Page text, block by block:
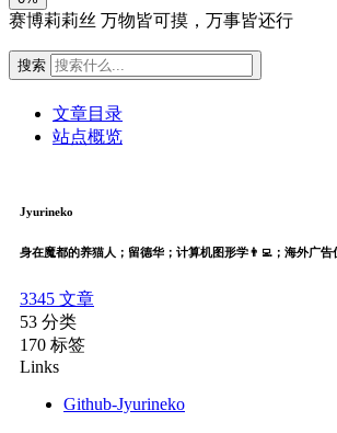
赛博莉莉丝 万物皆可摸，万事皆还行
搜索
文章目录
站点概览
Jyurineko
身在魔都的养猫人；留德华；计算机图形学👨‍💻；海外广告
3345 文章
53 分类
170 标签
Links
Github-Jyurineko